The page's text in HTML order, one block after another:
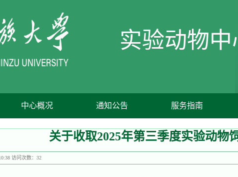
实验动物中
中心概况 通知公告 服务指南
关于收取2025年第三季度实验动物
访问次数： 32